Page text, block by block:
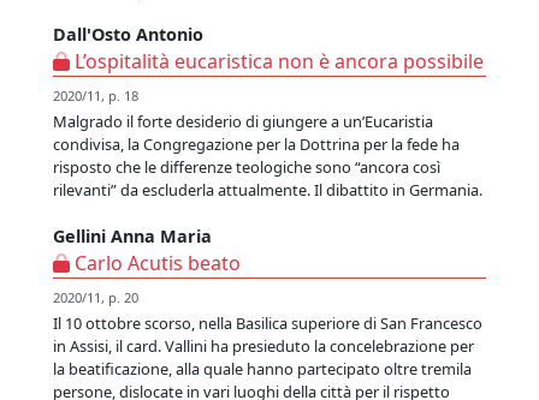
Dall'Osto Antonio
L’ospitalità eucaristica non è ancora possibile
2020/11, p. 18
Malgrado il forte desiderio di giungere a un’Eucaristia
condivisa, la Congregazione per la Dottrina per la fede ha
risposto che le differenze teologiche sono “ancora così
rilevanti” da escluderla attualmente. Il dibattito in Germania.
Gellini Anna Maria
Carlo Acutis beato
2020/11, p. 20
Il 10 ottobre scorso, nella Basilica superiore di San Francesco
in Assisi, il card. Vallini ha presieduto la concelebrazione per
la beatificazione, alla quale hanno partecipato oltre tremila
persone, dislocate in vari luoghi della città per il rispetto